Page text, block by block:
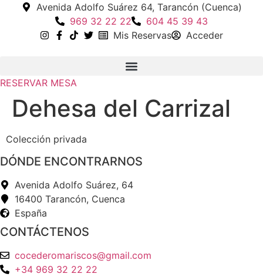
contenido
Avenida Adolfo Suárez 64, Tarancón (Cuenca)
969 32 22 22
604 45 39 43
Mis Reservas
Acceder
RESERVAR MESA
Dehesa del Carrizal
Colección privada
DÓNDE ENCONTRARNOS
Avenida Adolfo Suárez, 64
16400 Tarancón, Cuenca
España
CONTÁCTENOS
cocederomariscos@gmail.com
+34 969 32 22 22